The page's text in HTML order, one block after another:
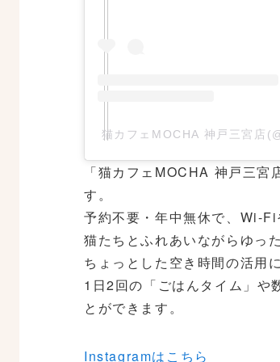
猫カフェMOCHA 神戸三宮店
「猫カフェMOCHA 神戸三
す。
予約不要・年中無休で、Wi-Fi
猫たちとふれあいながらゆっ
ちょっとした空き時間の活用
1日2回の「ごはんタイム」や
とができます。
Instagramはこちら